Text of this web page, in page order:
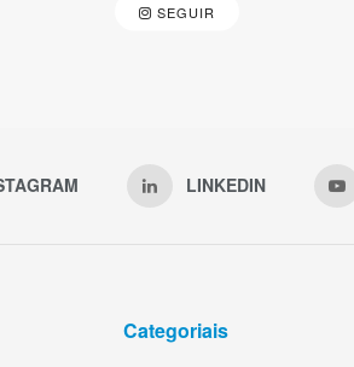
SEGUIR
LINKEDIN
Categoriais